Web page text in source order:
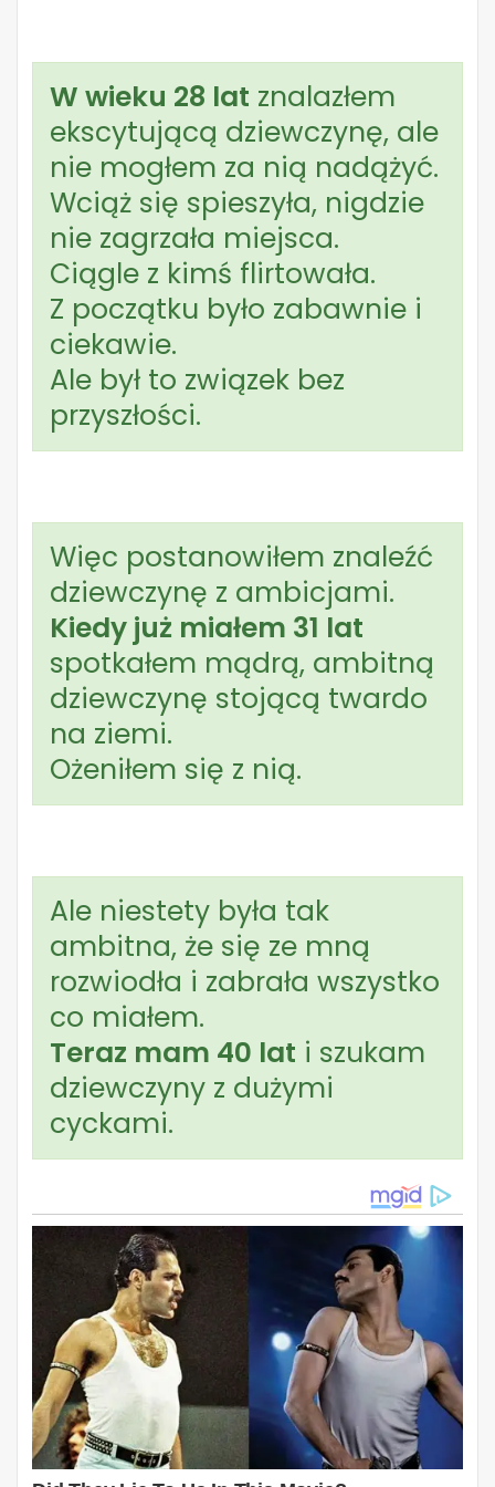
W wieku 28 lat znalazłem
ekscytującą dziewczynę, ale
nie mogłem za nią nadążyć.
Wciąż się spieszyła, nigdzie
nie zagrzała miejsca.
Ciągle z kimś flirtowała.
Z początku było zabawnie i
ciekawie.
Ale był to związek bez
przyszłości.
Więc postanowiłem znaleźć
dziewczynę z ambicjami.
Kiedy już miałem 31 lat
spotkałem mądrą, ambitną
dziewczynę stojącą twardo
na ziemi.
Ożeniłem się z nią.
Ale niestety była tak
ambitna, że się ze mną
rozwiodła i zabrała wszystko
co miałem.
Teraz mam 40 lat i szukam
dziewczyny z dużymi
cyckami.